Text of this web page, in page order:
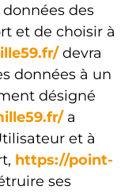
des
et de choisir à
devra
données à un
désigné
a
et à
https://point-
ses